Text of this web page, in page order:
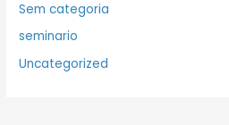
Sem categoria
seminario
Uncategorized